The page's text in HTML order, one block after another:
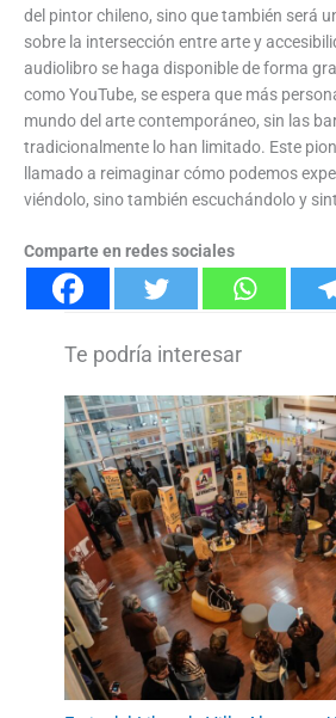
del pintor chileno, sino que también será
sobre la intersección entre arte y
audiolibro se haga disponible de forma
como YouTube, se espera que más
mundo del arte contemporáneo, sin las
tradicionalmente lo han limitado. Este
llamado a reimaginar cómo podemos
viéndolo, sino también escuchándolo y
Comparte en redes sociales